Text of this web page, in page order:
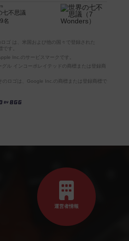
七不思議
名
ゴ は、米国および他の国々で登録された
す。
Inc.のサービスマークです。
ル インコーポレイテッドの商標または登録商
のロゴは、Google Inc.の商標または登録商標で
運営者情報